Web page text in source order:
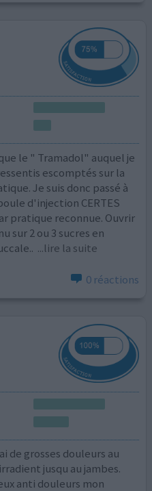
le " Tramadol" auquel je
escomptés sur la
Je suis donc passé à
d'injection CERTES
pratique reconnue. Ouvrir
sur 2 ou 3 sucres en
...lire la suite
0 réactions
de grosses douleurs au
jusqu au jambes.
anti douleurs mon